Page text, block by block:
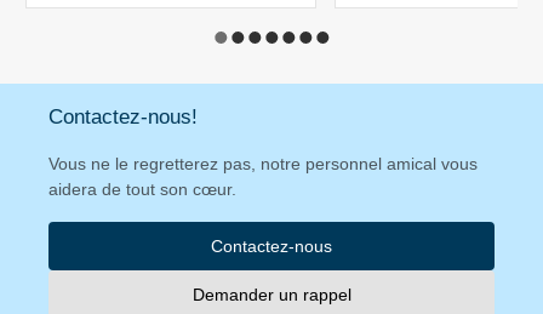
Contactez-nous!
Vous ne le regretterez pas, notre personnel amical vous
aidera de tout son cœur.
Contactez-nous
Demander un rappel